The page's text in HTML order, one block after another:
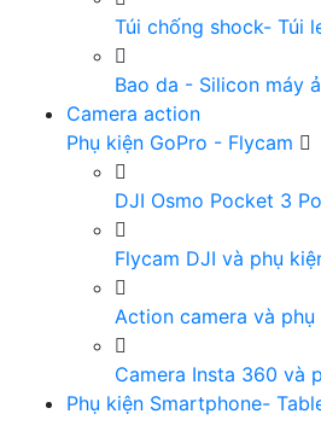
Túi chống shock- Túi
Bao da - Silicon máy
Camera action
Phụ kiện GoPro - Flycam
DJI Osmo Pocket 3
Flycam DJI và phụ
Action camera và phụ
Camera Insta 360 và
Phụ kiện Smartphone-